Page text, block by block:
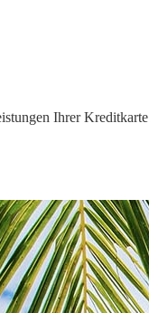
Ihrer Kreditkarte